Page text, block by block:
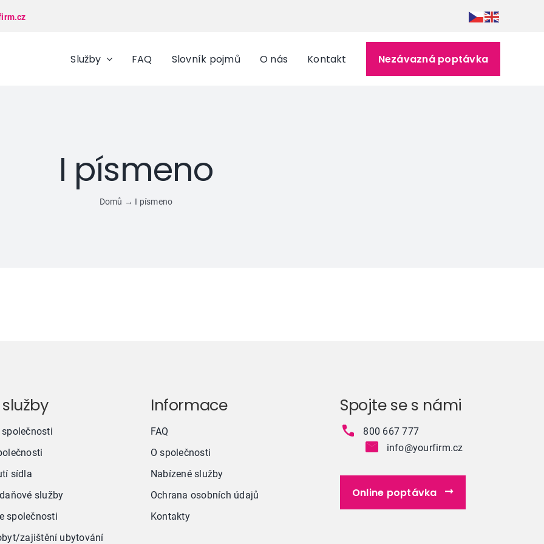
Služby FAQ Slovník pojmů O nás Kontakt Nezávazná poptávka
I písmeno
Domů → I písmeno
sídla
služby
společnosti
zajištění ubytování
Informace
FAQ
O společnosti
Nabízené služby
Ochrana osobních údajů
Kontakty
Spojte se s námi
800 667 777
info@yourfirm.cz
Online poptávka